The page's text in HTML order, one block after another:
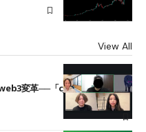
View All
変革──「cJPY」とAIの融合